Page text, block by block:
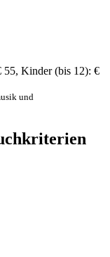
55, Kinder (bis 12): €
und